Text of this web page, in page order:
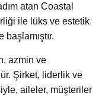
atan Coastal
ile lüks ve estetik
azmin ve
Şirket, liderlik ve
aileler, müşteriler